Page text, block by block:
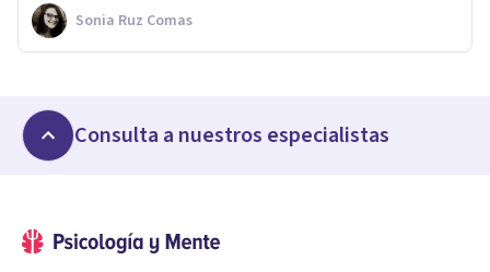
Sonia Ruz Comas
Consulta a nuestros especialistas